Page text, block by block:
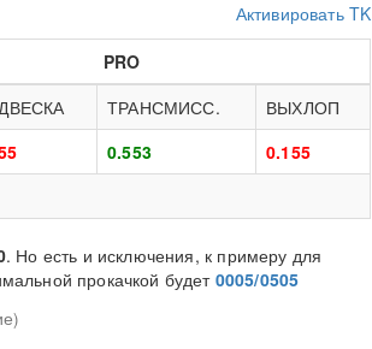
Активировать TK
PRO
ТРАНСМИСС.
ВЫХЛОП
0.553 0.155
. Но есть и исключения, к примеру для
прокачкой будет0005/0505